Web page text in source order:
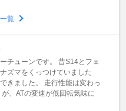
覧
チューンです。 昔S14とフェ
ズマをくっつけていました
きました。 走行性能は変わっ
、ATの変速が低回転気味に